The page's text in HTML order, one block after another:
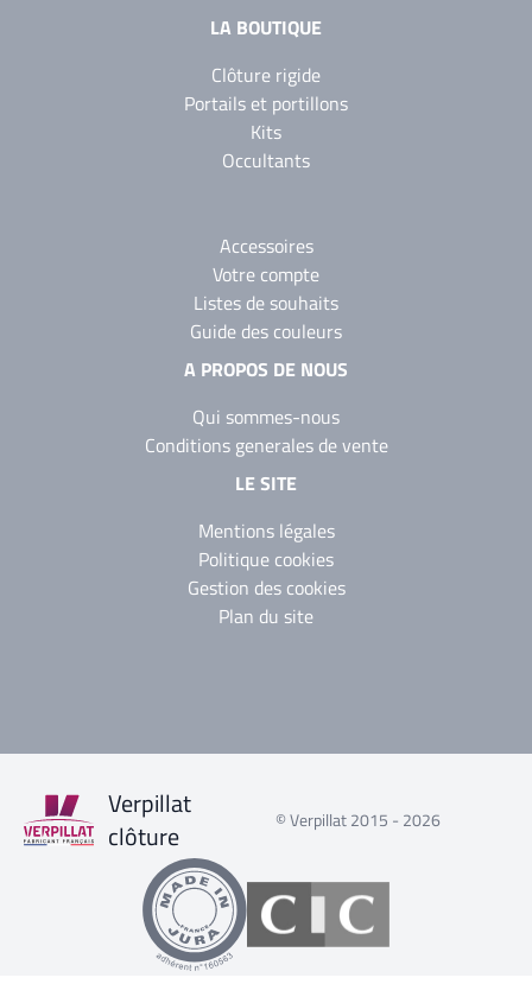
LA BOUTIQUE
Clôture rigide
Portails et portillons
Kits
Occultants
Accessoires
Votre compte
Listes de souhaits
Guide des couleurs
A PROPOS DE NOUS
Qui sommes-nous
Conditions generales de vente
LE SITE
Mentions légales
Politique cookies
Gestion des cookies
Plan du site
Verpillat
clôture
© Verpillat 2015 - 2026